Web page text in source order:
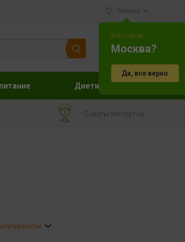
Москва
Диетическое питание
Советы экспертов
Ваш город:
Москва?
Да, все верно